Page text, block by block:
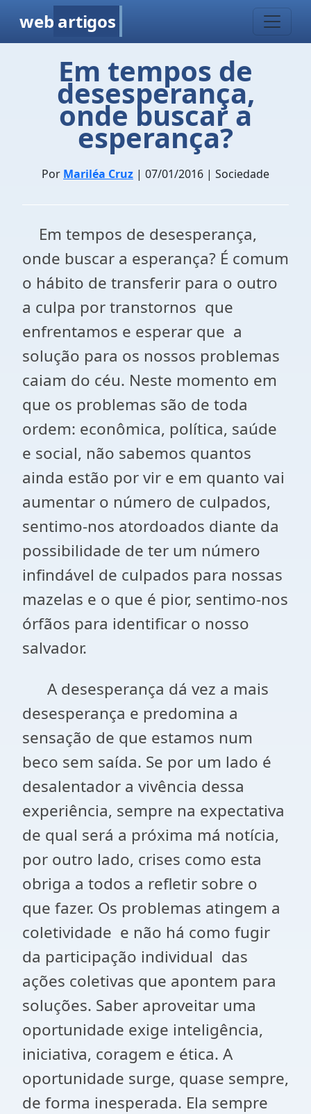
web artigos
Em tempos de
desesperança,
onde buscar a
esperança?
Por Mariléa Cruz | 07/01/2016 | Sociedade
Em tempos de desesperança,
onde buscar a esperança? É comum
o hábito de transferir para o outro
a culpa por transtornos que
enfrentamos e esperar que a
solução para os nossos problemas
caiam do céu. Neste momento em
que os problemas são de toda
ordem: econômica, política, saúde
e social, não sabemos quantos
ainda estão por vir e em quanto vai
aumentar o número de culpados,
sentimo-nos atordoados diante da
possibilidade de ter um número
infindável de culpados para nossas
mazelas e o que é pior, sentimo-nos
órfãos para identificar o nosso
salvador.
A desesperança dá vez a mais
desesperança e predomina a
sensação de que estamos num
beco sem saída. Se por um lado é
desalentador a vivência dessa
experiência, sempre na expectativa
de qual será a próxima má notícia,
por outro lado, crises como esta
obriga a todos a refletir sobre o
que fazer. Os problemas atingem a
coletividade e não há como fugir
da participação individual das
ações coletivas que apontem para
soluções. Saber aproveitar uma
oportunidade exige inteligência,
iniciativa, coragem e ética. A
oportunidade surge, quase sempre,
de forma inesperada. Ela sempre